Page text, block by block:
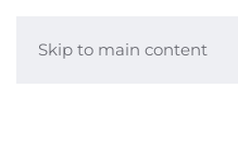
Skip to main content